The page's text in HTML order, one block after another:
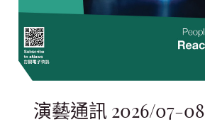
演藝通訊 2026/07-08